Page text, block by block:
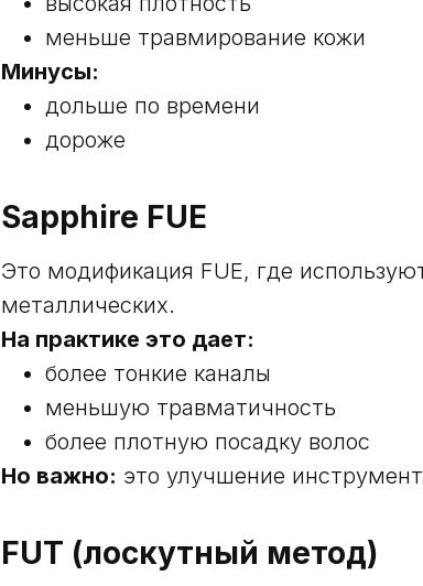
меньше травмирование кожи
Минусы:
дольше по времени
дороже
Sapphire FUE
Это модификация FUE, где
металлических.
На практике это дает:
более тонкие каналы
меньшую травматичность
более плотную посадку волос
Но важно: это улучшение
FUT (лоскутный метод)